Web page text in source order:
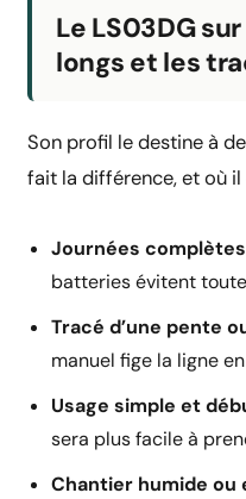
Le LS03DG
longs et les
Son profil le destine à
fait la différence, et où il
Journées
batteries évitent
Tracé d’une pente
manuel fige la ligne
Usage simple et
sera plus facile à
Chantier humide ou